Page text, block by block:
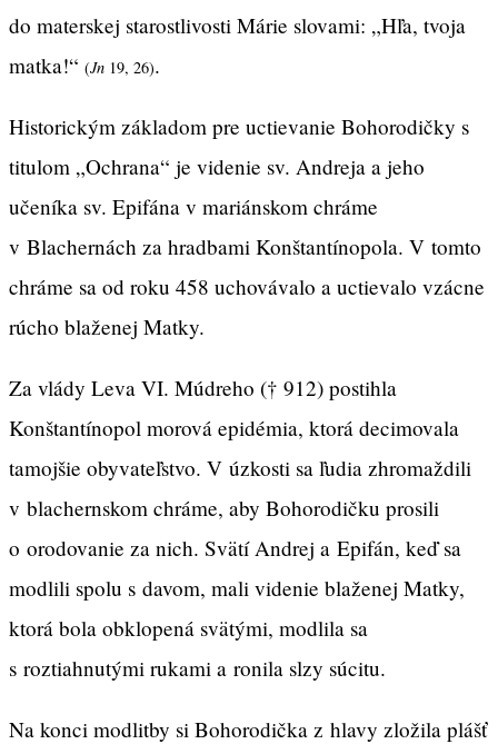
do materskej starostlivosti Márie slovami: „Hľa, tvoja
matka!“ (Jn 19, 26).
Historickým základom pre uctievanie Bohorodičky s
titulom „Ochrana“ je videnie sv. Andreja a jeho
učeníka sv. Epifána v mariánskom chráme
v Blachernách za hradbami Konštantínopola. V tomto
chráme sa od roku 458 uchovávalo a uctievalo vzácne
rúcho blaženej Matky.
Za vlády Leva VI. Múdreho († 912) postihla
Konštantínopol morová epidémia, ktorá decimovala
tamojšie obyvateľstvo. V úzkosti sa ľudia zhromaždili
v blachernskom chráme, aby Bohorodičku prosili
o orodovanie za nich. Svätí Andrej a Epifán, keď sa
modlili spolu s davom, mali videnie blaženej Matky,
ktorá bola obklopená svätými, modlila sa
s roztiahnutými rukami a ronila slzy súcitu.
Na konci modlitby si Bohorodička z hlavy zložila plášť